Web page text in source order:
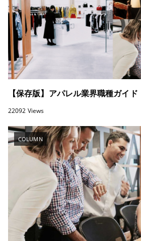
【保存版】アパレル業界職種ガイド
22092 Views
COLUMN